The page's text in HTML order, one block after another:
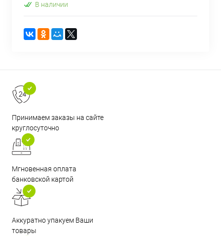
В наличии
Принимаем заказы на сайте
круглосуточно
Мгновенная оплата
банковской картой
Аккуратно упакуем Ваши
товары